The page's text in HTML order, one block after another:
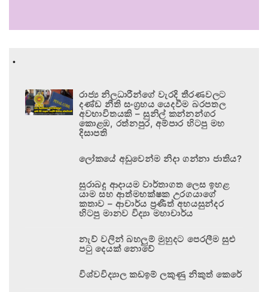
.
රාජ්‍ය නිලධාරීන්ගේ වැරදි තීරණවලට
දණ්ඩ නීති සංග්‍රහය යෙදවීම බරපතල
අවභාවිතයකි – සුනිල් කන්නන්ගර
කොළඹ, රත්නපුර, අම්පාර හිටපු මහ
දිසාපති
ලෝකයේ අඩුවෙන්ම නිදා ගන්නා ජාතිය?
සුරාබදු ආදායම වාර්තාගත ලෙස ඉහළ
යාම සහ ආත්මභක්ෂක උරගයාගේ
කතාව – ආචාර්ය ප්‍රණීත් අභයසුන්දර
හිටපු මානව විද්‍යා මහාචාර්ය
නැව් වලින් බහලුම් මුහුදට පෙරලීම සුළු
පටු දෙයක් නොවේ
විශ්වවිද්‍යාල කඩඉම් ලකුණු නිකුත් කෙරේ